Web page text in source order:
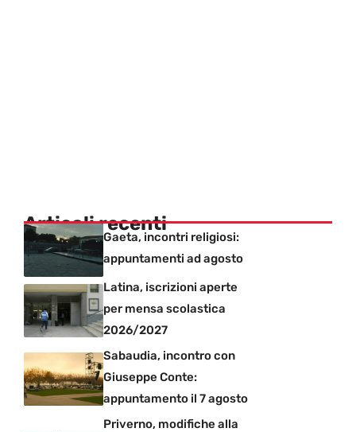
Articoli recenti
Gaeta, incontri religiosi:
appuntamenti ad agosto
Latina, iscrizioni aperte
per mensa scolastica
2026/2027
Sabaudia, incontro con
Giuseppe Conte:
appuntamento il 7 agosto
Priverno, modifiche alla